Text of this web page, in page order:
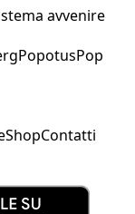
avvenire
PopotusPop
ShopContatti